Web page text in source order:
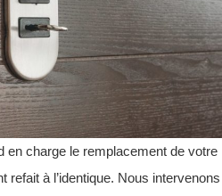
en charge le remplacement de votre
refait à l’identique. Nous intervenons